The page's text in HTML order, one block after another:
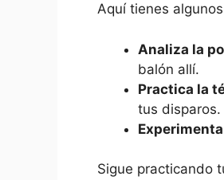
Aquí tienes
Analiza la
balón allí.
Practica la
tus disparos.
Sigue practicando